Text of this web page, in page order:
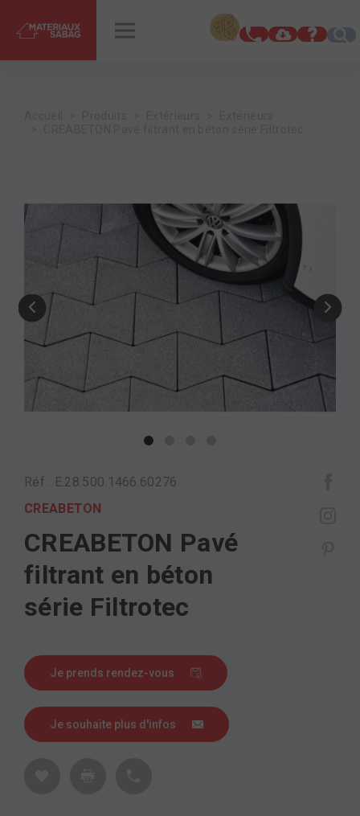
INSPIRATIONS RENDEZ-VOUS
Réf : E.28.500.1466.60276
CREABETON
CREABETON Pavé
filtrant en béton
série Filtrotec
Je prends rendez-vous
Je souhaite plus d'infos